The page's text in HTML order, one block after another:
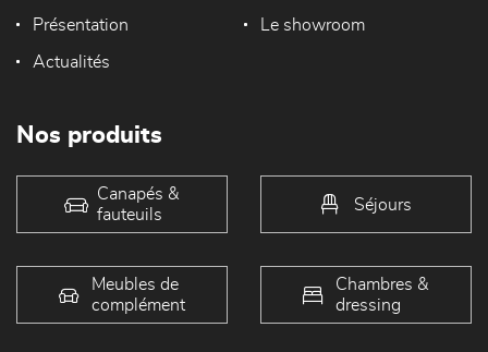
Présentation Le showroom
Actualités
Nos produits
Canapés &
fauteuils
Séjours
Meubles de
complément
Chambres &
dressing